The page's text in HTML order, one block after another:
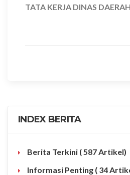
TATA KERJA DINAS DAERAH
INDEX BERITA
Berita Terkini ( 587 Artikel)
Informasi Penting ( 34